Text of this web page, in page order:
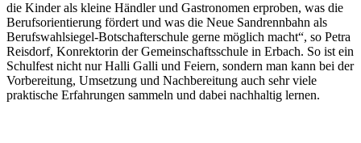
die Kinder als kleine Händler und Gastronomen erproben, was die
Berufsorientierung fördert und was die Neue Sandrennbahn als
Berufswahlsiegel-Botschafterschule gerne möglich macht“, so Petra
Reisdorf, Konrektorin der Gemeinschaftsschule in Erbach. So ist ein
Schulfest nicht nur Halli Galli und Feiern, sondern man kann bei der
Vorbereitung, Umsetzung und Nachbereitung auch sehr viele
praktische Erfahrungen sammeln und dabei nachhaltig lernen.